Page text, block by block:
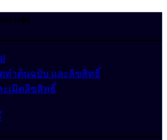
ทำต้นฉบับ และลิขสิทธิ์
ะเมิดลิขสิทธิ์